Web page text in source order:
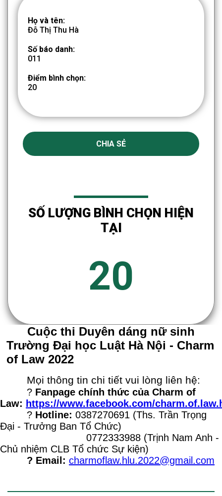
Họ và tên:
Đỗ Thị Thu Hà
Số báo danh:
011
Điểm bình chọn:
20
CHIA SẺ
SỐ LƯỢNG BÌNH CHỌN HIỆN
TẠI
20
Cuộc thi Duyên dáng nữ sinh
Trường Đại học Luật Hà Nội - Charm
of Law 2022
Mọi thông tin chi tiết vui lòng liên hệ:
? Fanpage chính thức của Charm of
Law: https://www.facebook.com/
? Hotline: 0387270691 (Ths. Trần Trọng
Đại - Trưởng Ban Tổ Chức)
0772333988 (Trịnh Nam Anh -
Chủ nhiệm CLB Tổ chức Sự kiện)
? Email: charmoflaw.hlu.2022@gmail.com